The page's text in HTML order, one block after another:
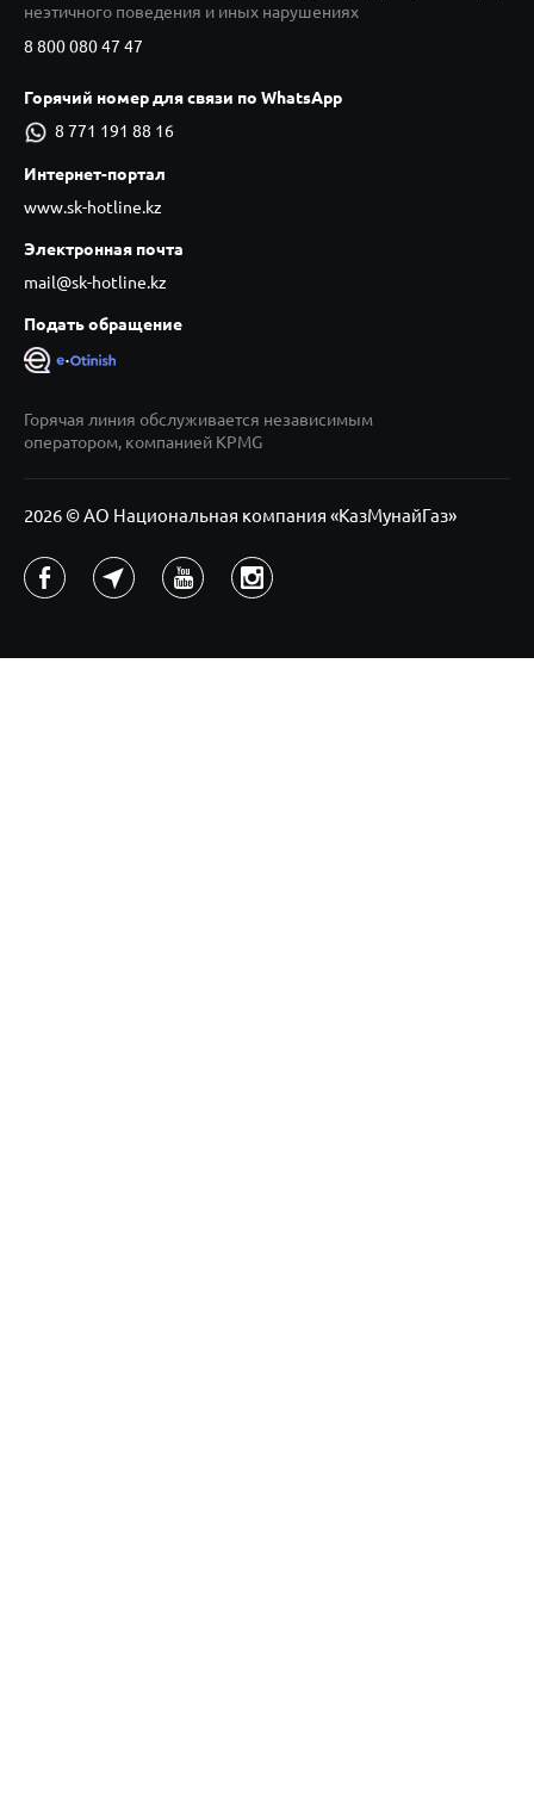
неэтичного поведения и иных нарушениях
8 800 080 47 47
Горячий номер для связи по WhatsApp
8 771 191 88 16
Интернет-портал
www.sk-hotline.kz
Электронная почта
mail@sk-hotline.kz
Подать обращение
Горячая линия обслуживается независимым
оператором, компанией KPMG
2026 © АО Национальная компания «КазМунайГаз»